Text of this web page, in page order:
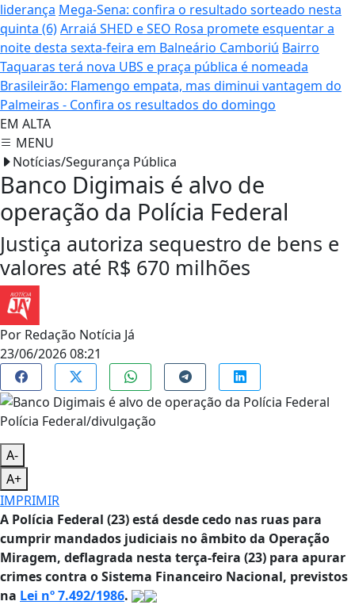
liderança Mega-Sena: confira o resultado sorteado nesta
quinta (6)Arraiá SHED e SEO Rosa promete esquentar a
noite desta sexta-feira em Balneário Camboriú Bairro
Taquaras terá nova UBS e praça pública é nomeada
Brasileirão: Flamengo empata, mas diminui vantagem do
Palmeiras - Confira os resultados do domingo
EM ALTA
MENU
Notícias/Segurança Pública
Banco Digimais é alvo de
operação da Polícia Federal
Justiça autoriza sequestro de bens e
valores até R$ 670 milhões
Por Redação Notícia Já
23/06/2026 08:21
Polícia Federal/divulgação
A-
A+
IMPRIMIR
A Polícia Federal (23) está desde cedo nas ruas para
cumprir mandados judiciais no âmbito da Operação
Miragem, deflagrada nesta terça-feira (23) para apurar
crimes contra o Sistema Financeiro Nacional, previstos
na Lei nº 7.492/1986.